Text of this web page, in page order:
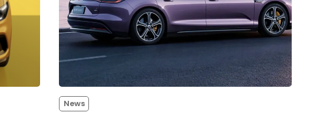
News